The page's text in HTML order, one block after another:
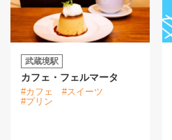
武蔵境駅
カフェ・フェルマータ
#カフェ
#スイーツ
#プリン